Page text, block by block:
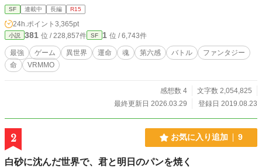
で構成された魂の仮想世界に、人の魂をソウルメイト（アバター）にリンクさ
せ、ソウルメイトを通して視覚、聴覚、触覚、嗅覚、味覚、そして第六感を再現
を試みたシミュレーションゲームである。 アルカナ・ボンヤードは現存のVR
技術をはるかに超えた代物で、次世代のMMORPG、SRMMORPG(Soul Reality
Massively Multiplayer Online Role-Playing Game)として期待されているだけで
なく、軍事、医療等の様々な分野でも注目されていた。 しかし、魂の仮想世
界にソウルイン（ログイン）するには膨大なデータを処理できる装置と通信施設
大会『ソウル杯』を企画した。 その目的はアノア研究所が用意した施設に参
する事にある。 ゲームのルールは、ゲーム内でプレイヤー同士を戦わせて、
最後に生き残った者が勝者となる。優勝賞金は300万ドルという高額から、全世
界のゲーマーだけでなく、格闘家、軍隊からも注目される大会となった。 各
界のプロが競い合うことから、ネットではある噂が囁かれていた。それは……。
『この大会で優勝した人物はネトゲ―最強のプレイヤーの称号を得ることができ
SF 連載中 長編 R15
24h.ポイント 3,365pt
小説 381 位 / 228,857件 SF 1 位 / 6,743件
最強 ゲーム 異世界 運命 魂 第六感 バトル
ファンタジー
命
VRMMO
感想数 4
文字数 2,054,825
最終更新日 2026.03.29
登録日 2019.08.23
2 お気に入り追加 9
白砂に沈んだ世界で、君と明日のパンを焼く